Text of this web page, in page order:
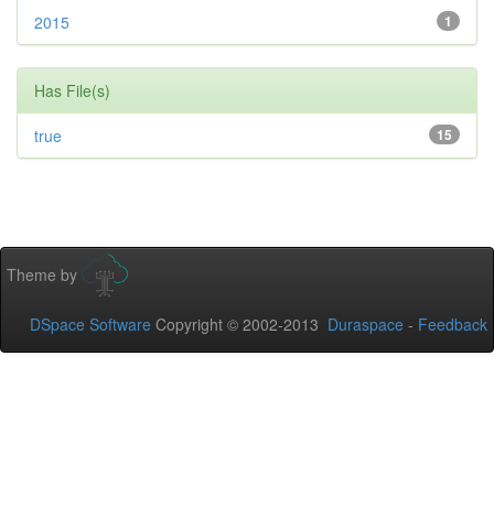
1
2015
Has File(s)
15
true
Theme by
DSpace Software Copyright © 2002-2013 Duraspace - Feedback